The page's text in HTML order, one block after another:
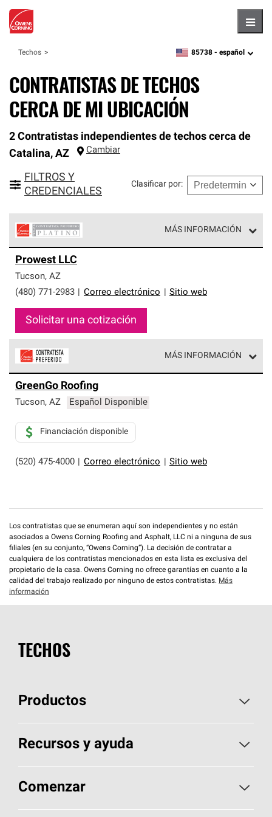
Techos zipcode,language
85738 - español
CONTRATISTAS DE TECHOS
CERCA DE MI UBICACIÓN
2 Contratistas independientes de techos cerca de
Catalina, AZ Cambiar
FILTROS Y
CREDENCIALES
Clasificar por:
MÁS INFORMACIÓN
Corning constituyen el nivel superior de nuestra red
exclusiva y cumplen con estándares estrictos de
profesionalismo, confiabilidad y destreza incomparable.
Solo ellos pueden ofrecer nuestra mejor garantía de
sistemas de techos.
Prowest LLC
Tucson, AZ
(480) 771-2983
Correo electrónico Sitio web
Solicitar una cotización
MÁS INFORMACIÓN
parte de una red exclusiva de profesionales de techos
que cumplen con altos estándares y requisitos estrictos
GreenGo Roofing
Tucson, AZ Español Disponible
(520) 475-4000 Correo electrónico Sitio web
Financiación disponible
Los contratistas que se enumeran aquí son independientes y no están
asociados a Owens Corning Roofing and Asphalt, LLC ni a ninguna de sus
filiales (en su conjunto, “Owens Corning”). La decisión de contratar a
cualquiera de los contratistas mencionados en esta lista es exclusiva del
propietario de la casa. Owens Corning no ofrece garantías en cuanto a la
calidad del trabajo realizado por ninguno de estos contratistas. Más
información
TECHOS
Productos
Elija sus tejas
Encuentre un contratista
Recursos y ayuda
Aspectos básicos sobre techos
Herramientas de diseño y color
Comenzar